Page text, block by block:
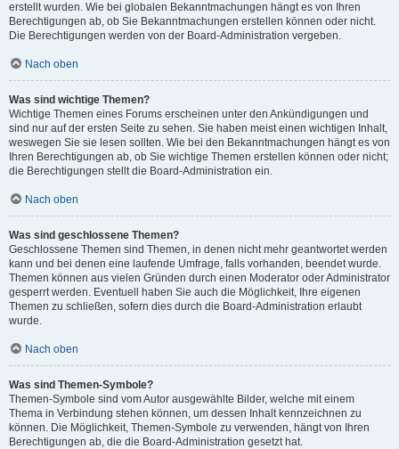
erstellt wurden. Wie bei globalen Bekanntmachungen hängt es von Ihren
Berechtigungen ab, ob Sie Bekanntmachungen erstellen können oder nicht.
Die Berechtigungen werden von der Board-Administration vergeben.
Nach oben
Was sind wichtige Themen?
Wichtige Themen eines Forums erscheinen unter den Ankündigungen und
sind nur auf der ersten Seite zu sehen. Sie haben meist einen wichtigen Inhalt,
weswegen Sie sie lesen sollten. Wie bei den Bekanntmachungen hängt es von
Ihren Berechtigungen ab, ob Sie wichtige Themen erstellen können oder nicht;
die Berechtigungen stellt die Board-Administration ein.
Nach oben
Was sind geschlossene Themen?
Geschlossene Themen sind Themen, in denen nicht mehr geantwortet werden
kann und bei denen eine laufende Umfrage, falls vorhanden, beendet wurde.
Themen können aus vielen Gründen durch einen Moderator oder Administrator
gesperrt werden. Eventuell haben Sie auch die Möglichkeit, Ihre eigenen
Themen zu schließen, sofern dies durch die Board-Administration erlaubt
wurde.
Nach oben
Was sind Themen-Symbole?
Themen-Symbole sind vom Autor ausgewählte Bilder, welche mit einem
Thema in Verbindung stehen können, um dessen Inhalt kennzeichnen zu
können. Die Möglichkeit, Themen-Symbole zu verwenden, hängt von Ihren
Berechtigungen ab, die die Board-Administration gesetzt hat.